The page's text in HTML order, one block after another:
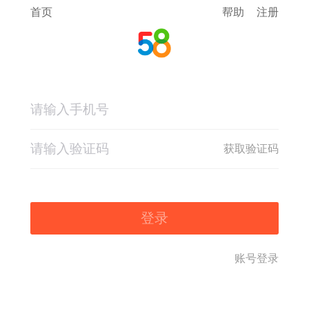
首页 帮助 注册
获取验证码
登录
账号登录